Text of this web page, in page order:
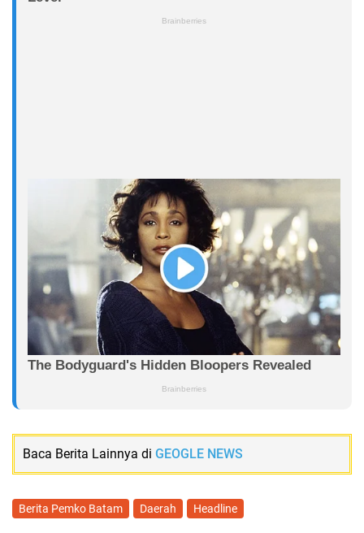
Baca Berita Lainnya di GEOGLE NEWS
Berita Pemko Batam Daerah Headline